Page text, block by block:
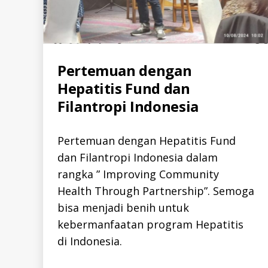
T
S
-
I
D
Categories
A
L
L
-
I
D
P
T
T
I
S
-
I
D
E
Pertemuan dengan
Hepatitis Fund dan
Filantropi Indonesia
Pertemuan dengan Hepatitis Fund
dan Filantropi Indonesia dalam
rangka ” Improving Community
Health Through Partnership”. Semoga
bisa menjadi benih untuk
kebermanfaatan program Hepatitis
di Indonesia.